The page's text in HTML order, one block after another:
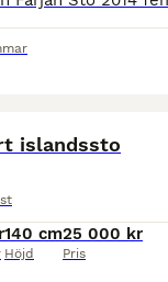
islandssto
140 cm
Höjd
25 000 kr
Pris